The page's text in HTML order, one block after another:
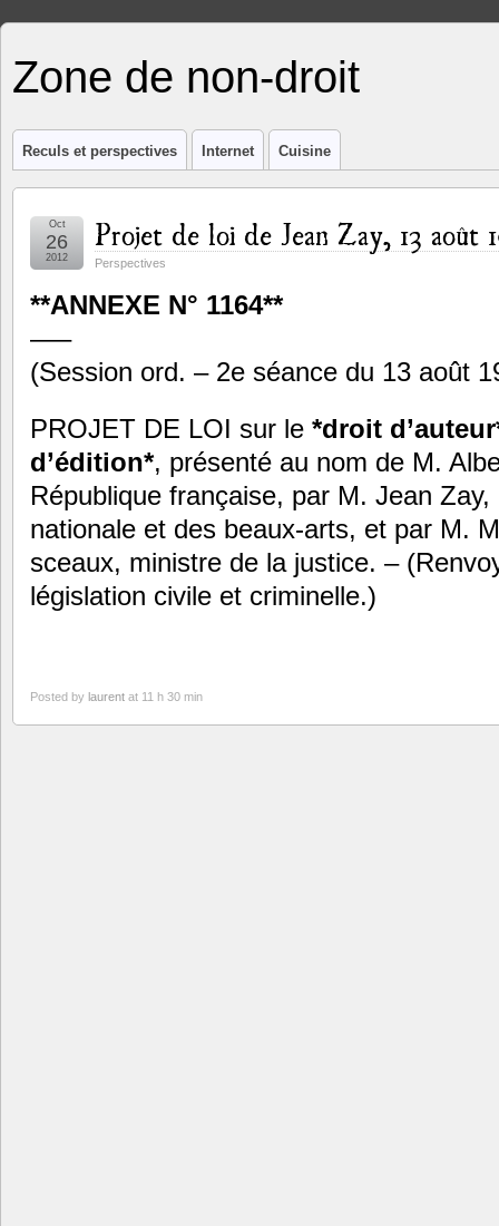
Zone de non-droit
Reculs et perspectives Internet Cuisine
Projet de loi de Jean Zay, 13 août
Perspectives
Oct
26
2012
**ANNEXE N° 1164**
—–
(Session ord. – 2e séance du 13 août
PROJET DE LOI sur le *droit
d’édition*, présenté au nom de M.
République française, par M. Jean Zay,
nationale et des beaux-arts, et par M.
sceaux, ministre de la justice. –
législation civile et criminelle.)
Posted by laurent at 11 h 30 min